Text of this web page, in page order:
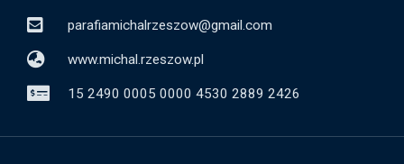
parafiamichalrzeszow@gmail.com
www.michal.rzeszow.pl
15 2490 0005 0000 4530 2889 2426